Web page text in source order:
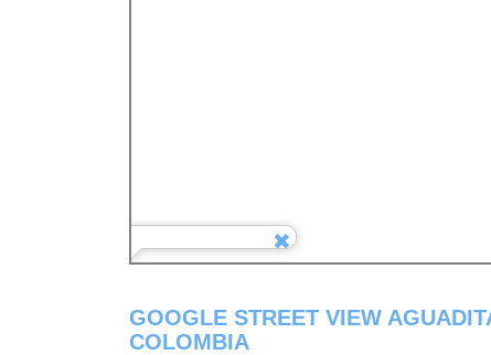
GOOGLE STREET VIEW
COLOMBIA